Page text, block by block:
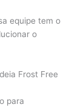
equipe tem o
o
Frost Free
para